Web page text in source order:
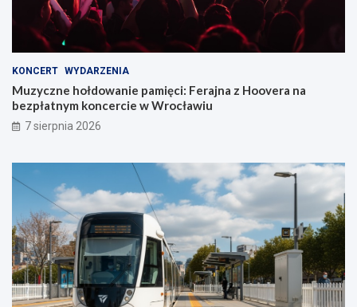
KONCERT WYDARZENIA
Muzyczne hołdowanie pamięci: Ferajna z Hoovera na
bezpłatnym koncercie w Wrocławiu
7 sierpnia 2026